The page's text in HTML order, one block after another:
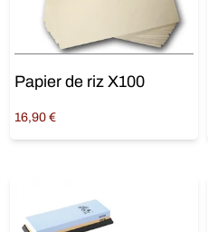
Papier de riz X100
16,90 €
Ajouter au panier